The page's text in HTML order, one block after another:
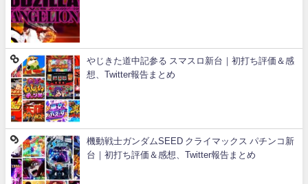
やじきた道中記参る スマスロ新台｜初打ち評価＆感
想、Twitter報告まとめ
機動戦士ガンダムSEED クライマックス パチンコ新
台｜初打ち評価＆感想、Twitter報告まとめ